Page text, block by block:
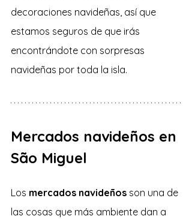
decoraciones navideñas, así que
estamos seguros de que irás
encontrándote con sorpresas
navideñas por toda la isla.
Mercados navideños en
São Miguel
Los mercados navideños son una de
las cosas que más ambiente dan a